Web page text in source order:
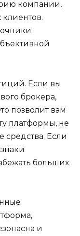
компании,
Если вы
брокера,
позволит вам
платформы, не
средства. Если
больших
и